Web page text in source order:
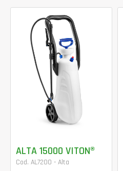
ALTA 15000 VITON®
Cod. AL7200 - Alta